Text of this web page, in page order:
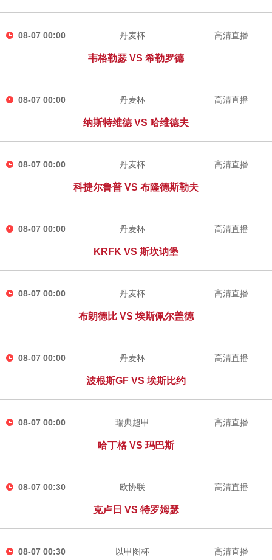
08-07 00:00 丹麦杯
韦格勒瑟 VS 希勒罗德
高清直播
08-07 00:00 丹麦杯
纳斯特维德 VS 哈维德夫
高清直播
08-07 00:00 丹麦杯
科捷尔鲁普 VS 布隆德斯勒夫
高清直播
08-07 00:00 丹麦杯
KRFK VS 斯坎讷堡
高清直播
08-07 00:00 丹麦杯
布朗德比 VS 埃斯佩尔盖德
高清直播
08-07 00:00 丹麦杯
波根斯GF VS 埃斯比约
高清直播
08-07 00:00 瑞典超甲
哈丁格 VS 玛巴斯
高清直播
08-07 00:30 欧协联
克卢日 VS 特罗姆瑟
高清直播
08-07 00:30 以甲图杯 高清直播